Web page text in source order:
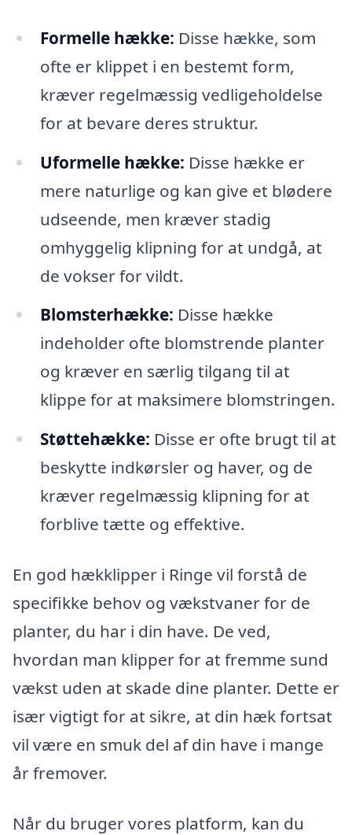
Formelle hække: Disse hække, som
ofte er klippet i en bestemt form,
kræver regelmæssig vedligeholdelse
for at bevare deres struktur.
Uformelle hække: Disse hække er
mere naturlige og kan give et blødere
udseende, men kræver stadig
omhyggelig klipning for at undgå, at
de vokser for vildt.
Blomsterhække: Disse hække
indeholder ofte blomstrende planter
og kræver en særlig tilgang til at
klippe for at maksimere blomstringen.
Støttehække: Disse er ofte brugt til at
beskytte indkørsler og haver, og de
kræver regelmæssig klipning for at
forblive tætte og effektive.
En god hækklipper i Ringe vil forstå de
specifikke behov og vækstvaner for de
planter, du har i din have. De ved,
hvordan man klipper for at fremme sund
vækst uden at skade dine planter. Dette er
især vigtigt for at sikre, at din hæk fortsat
vil være en smuk del af din have i mange
år fremover.
Når du bruger vores platform, kan du